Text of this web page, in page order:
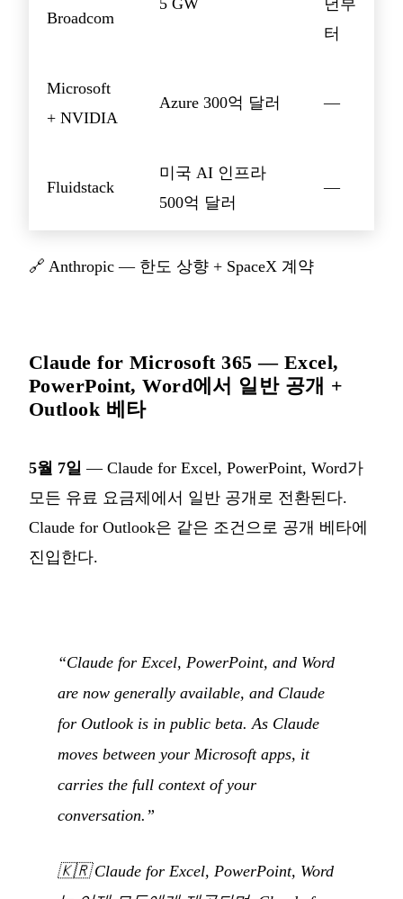
Broadcom
5 GW
년부
터
Microsoft
+ NVIDIA
Azure 300억 달러 —
Fluidstack
미국 AI 인프라
500억 달러
—
🔗 Anthropic — 한도 상향 + SpaceX 계약
Claude for Microsoft 365 — Excel,
PowerPoint, Word에서 일반 공개 +
Outlook 베타
5월 7일 — Claude for Excel, PowerPoint, Word가
모든 유료 요금제에서 일반 공개로 전환된다.
Claude for Outlook은 같은 조건으로 공개 베타에
진입한다.
“Claude for Excel, PowerPoint, and Word
are now generally available, and Claude
for Outlook is in public beta. As Claude
moves between your Microsoft apps, it
carries the full context of your
conversation.”
🇰🇷Claude for Excel, PowerPoint, Word